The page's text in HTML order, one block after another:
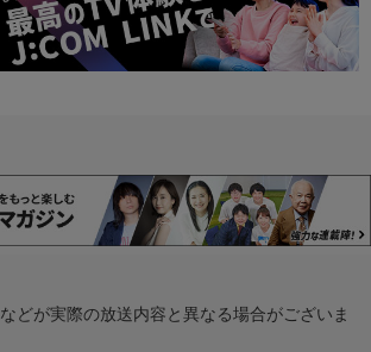
どが実際の放送内容と異なる場合がございま